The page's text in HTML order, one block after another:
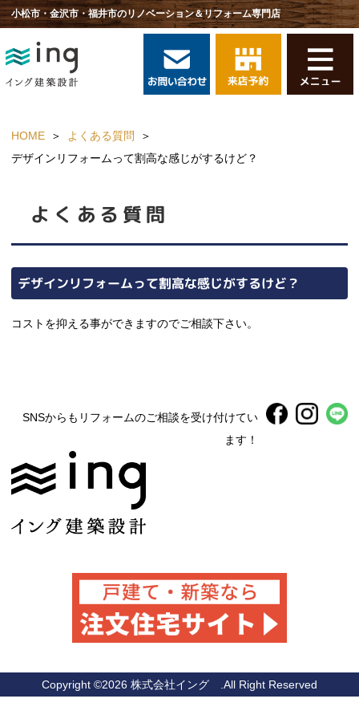
小松市・金沢市・福井市のリノベーション＆リフォーム専門店
HOME
よくある質問
デザインリフォームって割高な感じがするけど？
よくある質問
デザインリフォームって割高な感じがするけど？
コストを抑える事ができますのでご相談下さい。
SNSからもリフォームのご相談を受け付けてい
ます！
Copyright ©2026 株式会社イング .All Right Reserved